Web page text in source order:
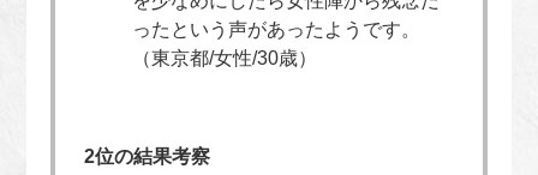
ったという声があったようです。
（東京都/女性/30歳）
2位の結果考察